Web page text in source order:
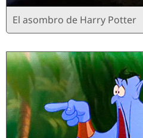
El asombro de Harry Potter